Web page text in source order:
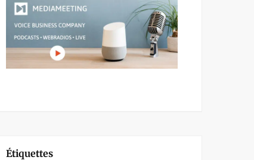
Étiquettes